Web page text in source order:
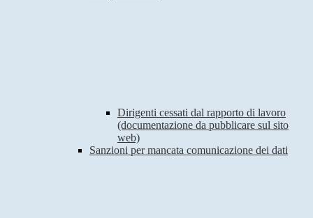
Dirigenti cessati dal rapporto di lavoro
(documentazione da pubblicare sul sito
web)
Sanzioni per mancata comunicazione dei dati